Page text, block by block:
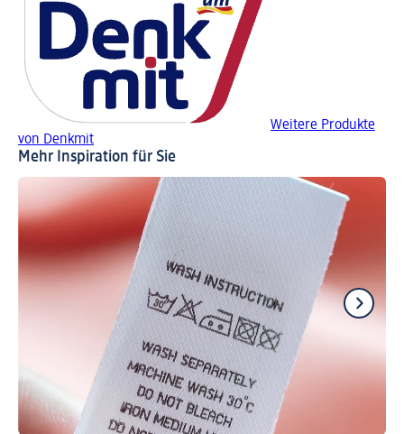
Weitere Produkte
von Denkmit
Mehr Inspiration für Sie